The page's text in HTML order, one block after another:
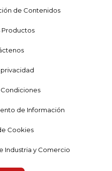
de Contenidos
Productos
de Información
Cookies
Industria y Comercio